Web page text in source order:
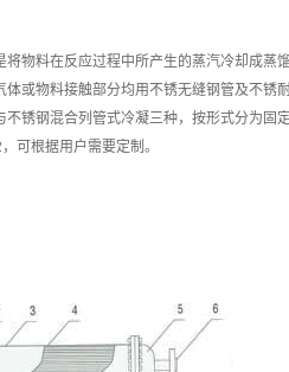
物料在反应过程中所产生的蒸汽冷却成蒸
或物料接触部分均用不锈无缝钢管及不锈
锈钢混合列管式冷凝三种，按形式分为固
可根据用户需要定制。